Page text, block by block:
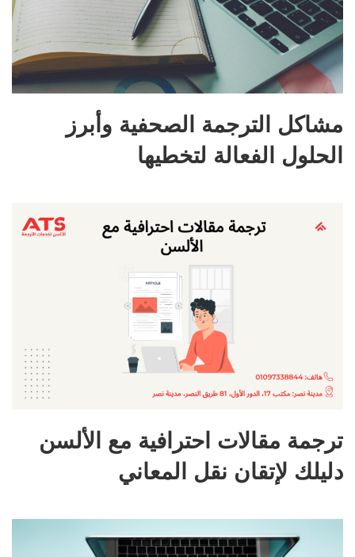
مشاكل الترجمة الصحفية وأبرز
الحلول الفعالة لتخطيها
ترجمة مقالات احترافية مع الألسن
دليلك لإتقان نقل المعاني